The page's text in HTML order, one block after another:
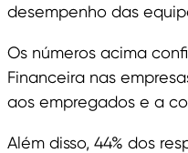
desempenho das
Os números acima
Financeira nas
aos empregados e a
Além disso, 44% dos